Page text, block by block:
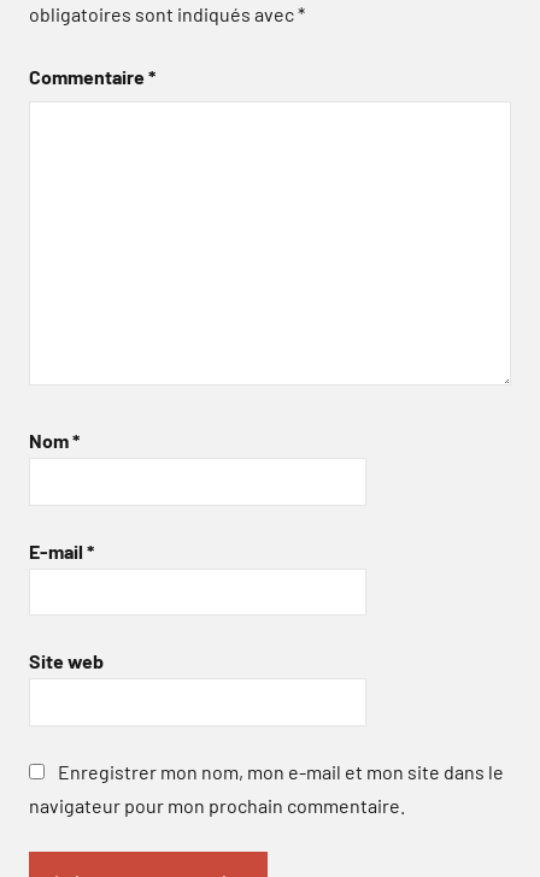
obligatoires sont indiqués avec*
Commentaire*
Nom*
E-mail *
Site web
Enregistrer mon nom, mon e-mail et mon site dans le
navigateur pour mon prochain commentaire.